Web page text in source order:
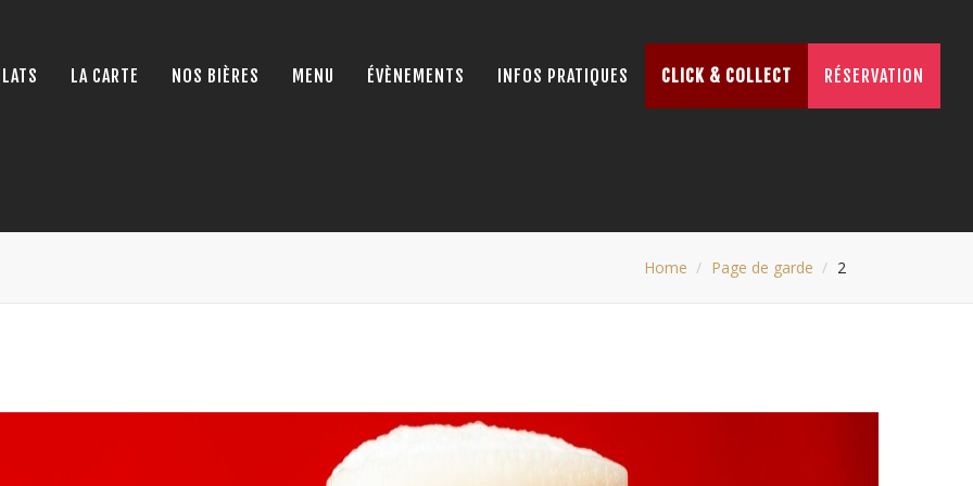
LA CARTE NOS BIÈRES MENU ÉVÈNEMENTS INFOS PRATIQUES CLICK & COLLECT RÉSERVATION
Home Page de garde 2